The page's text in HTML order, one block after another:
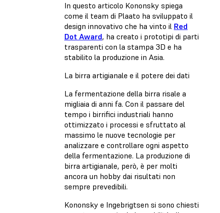
In questo articolo Kononsky spiega
come il team di Plaato ha sviluppato il
design innovativo che ha vinto il Red
Dot Award, ha creato i prototipi di parti
trasparenti con la stampa 3D e ha
stabilito la produzione in Asia.
La birra artigianale e il potere dei dati
La fermentazione della birra risale a
migliaia di anni fa. Con il passare del
tempo i birrifici industriali hanno
ottimizzato i processi e sfruttato al
massimo le nuove tecnologie per
analizzare e controllare ogni aspetto
della fermentazione. La produzione di
birra artigianale, però, è per molti
ancora un hobby dai risultati non
sempre prevedibili.
Kononsky e Ingebrigtsen si sono chiesti